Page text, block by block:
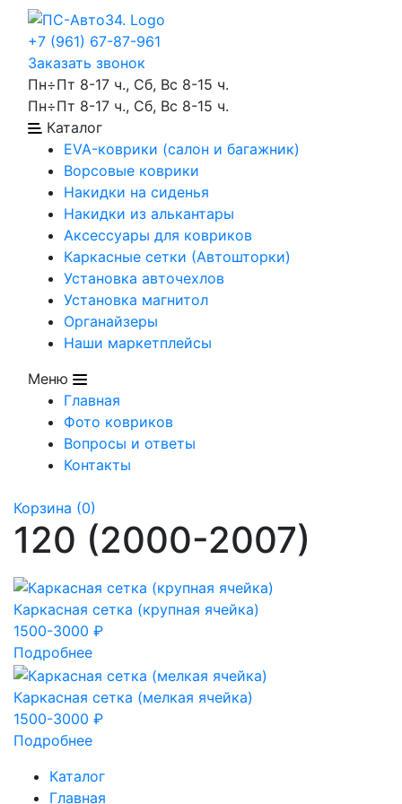
+7 (961) 67-87-961
Заказать звонок
Пн÷Пт 8-17 ч., Сб, Вс 8-15 ч.
Пн÷Пт 8-17 ч., Сб, Вс 8-15 ч.
Каталог
EVA-коврики (салон и багажник)
Ворсовые коврики
Накидки на сиденья
Накидки из алькантары
Аксессуары для ковриков
Каркасные сетки (Автошторки)
Установка авточехлов
Установка магнитол
Органайзеры
Наши маркетплейсы
Меню
Главная
Фото ковриков
Вопросы и ответы
Контакты
Корзина (0)
120 (2000-2007)
Каркасная сетка (крупная ячейка)
1500-3000 ₽
Подробнее
Каркасная сетка (мелкая ячейка)
1500-3000 ₽
Подробнее
Каталог
Главная